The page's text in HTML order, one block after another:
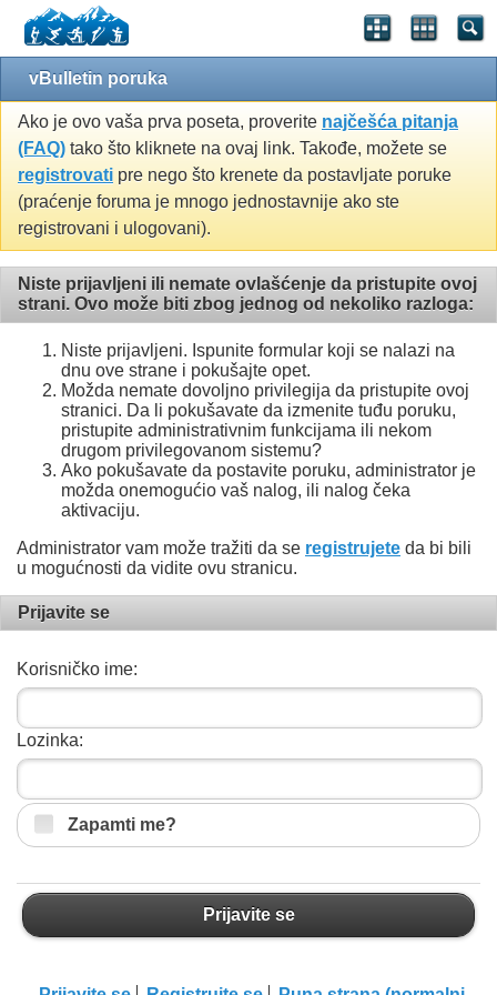
vBulletin poruka
Ako je ovo vaša prva poseta, proverite najčešća pitanja
(FAQ) tako što kliknete na ovaj link. Takođe, možete se
registrovati pre nego što krenete da postavljate poruke
(praćenje foruma je mnogo jednostavnije ako ste
registrovani i ulogovani).
Niste prijavljeni ili nemate ovlašćenje da pristupite ovoj
strani. Ovo može biti zbog jednog od nekoliko razloga:
Niste prijavljeni. Ispunite formular koji se nalazi na
dnu ove strane i pokušajte opet.
Možda nemate dovoljno privilegija da pristupite ovoj
stranici. Da li pokušavate da izmenite tuđu poruku,
pristupite administrativnim funkcijama ili nekom
drugom privilegovanom sistemu?
Ako pokušavate da postavite poruku, administrator je
možda onemogućio vaš nalog, ili nalog čeka
aktivaciju.
Administrator vam može tražiti da se registrujete da bi bili
u mogućnosti da vidite ovu stranicu.
Prijavite se
Korisničko ime:
Lozinka:
Zapamti me?
Prijavite se